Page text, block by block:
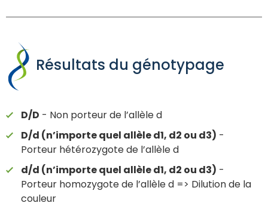
Résultats du génotypage
D/D - Non porteur de l’allèle d
D/d (n’importe quel allèle d1, d2 ou d3) -
Porteur hétérozygote de l’allèle d
d/d (n’importe quel allèle d1, d2 ou d3) -
Porteur homozygote de l’allèle d => Dilution de la
couleur